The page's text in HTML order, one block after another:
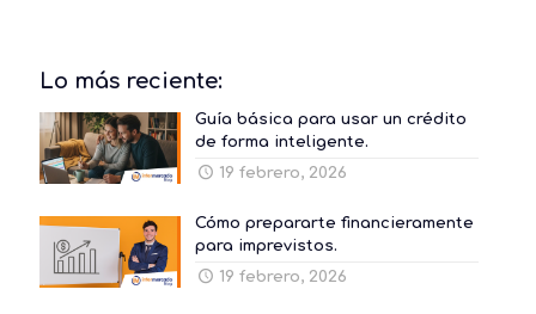
Lo más reciente:
Guía básica para usar un crédito
de forma inteligente.
19 febrero, 2026
Cómo prepararte financieramente
para imprevistos.
19 febrero, 2026